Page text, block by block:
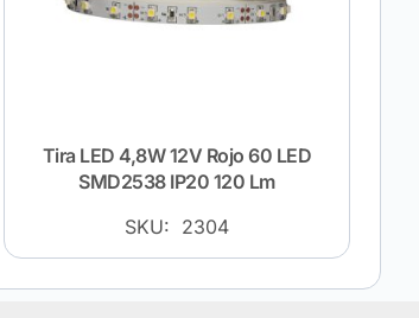
Tira LED 4,8W 12V Rojo 60 LED
SMD2538 IP20 120 Lm
SKU: 2304